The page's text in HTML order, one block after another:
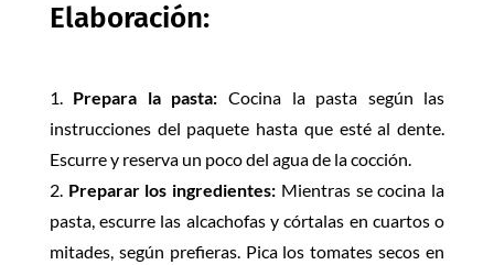
Elaboración:
Prepara la pasta: Cocina la pasta según las
instrucciones del paquete hasta que esté al dente.
Escurre y reserva un poco del agua de la cocción.
Preparar los ingredientes: Mientras se cocina la
pasta, escurre las alcachofas y córtalas en cuartos o
mitades, según prefieras. Pica los tomates secos en